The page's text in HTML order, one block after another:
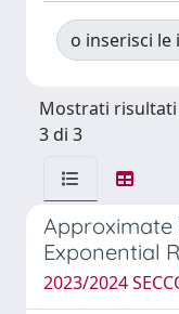
o inserisci le
Mostrati risultati
3 di 3
Approximate
Exponential
2023/2024